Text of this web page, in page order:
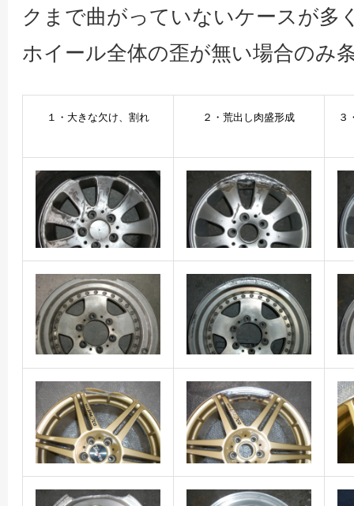
クまで曲がっていないケースが多
ホイール全体の歪が無い場合のみ
１・大きな欠け、割れ ２・荒出し肉盛形成 ３